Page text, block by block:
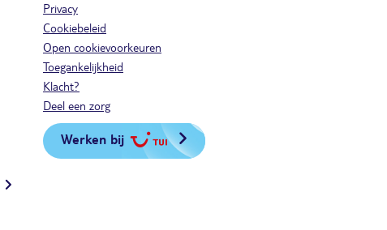
Privacy
Cookiebeleid
Open cookievoorkeuren
Toegankelijkheid
Klacht?
Deel een zorg
Werken bij